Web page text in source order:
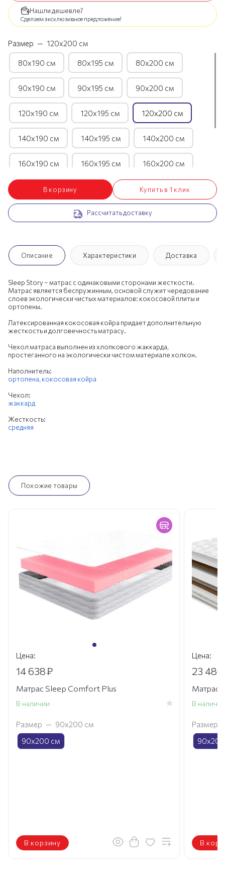
Нашли дешевле?
Сделаем эксклюзивное предложение!
Размер — 120х200 см
80х190 см 80х195 см 80х200 см
90х190 см 90х195 см 90х200 см
120х190 см 120х195 см 120х200 см
140х190 см 140х195 см 140х200 см
160х190 см 160х195 см 160х200 см
180х190 см 180х195 см 180х200 см
200х195 см 200х200 см
В корзину Купить в 1 клик
Рассчитать доставку
Описание Характеристики Доставка
Sleep Story – матрас с одинаковыми сторонами жесткости.
Матрас является беспружинным, основой служит чередование
слоев экологически чистых материалов: кокосовой плиты и
ортопены.
Латексированная кокосовая койра придает дополнительную
жесткость и долговечность матрасу.
Чехол матраса выполнен из хлопкового жаккарда,
простеганного на экологически чистом материале холкон.
Наполнитель:
ортопена, кокосовая койра
Чехол:
жаккард
Жесткость:
средняя
Похожие товары
Цена:
14 638₽
Матрас Sleep Comfort Plus
В наличии
Размер — 90х200 см
90х200 см
В корзину
Цена:
23 480
Матрас
В наличии
Размер
В